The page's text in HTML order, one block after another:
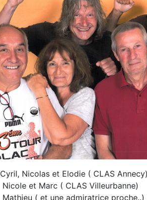
Cyril, Nicolas et Elodie ( CLAS Annecy)
Nicole et Marc ( CLAS Villeurbanne)
Mathieu ( et une admiratrice proche..)